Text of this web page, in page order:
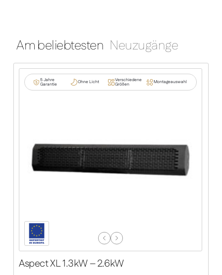
Am beliebtesten Neuzugänge
5 Jahre
Garantie Ohne Licht Verschiedene
Größen Montageauswahl
Previous
Slide
Next
Slide
Aspect XL 1.3kW – 2.6kW